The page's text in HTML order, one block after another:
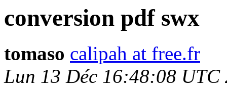
conversion pdf swx
tomaso calipah at free.fr
Lun 13 Déc 16:48:08 UTC